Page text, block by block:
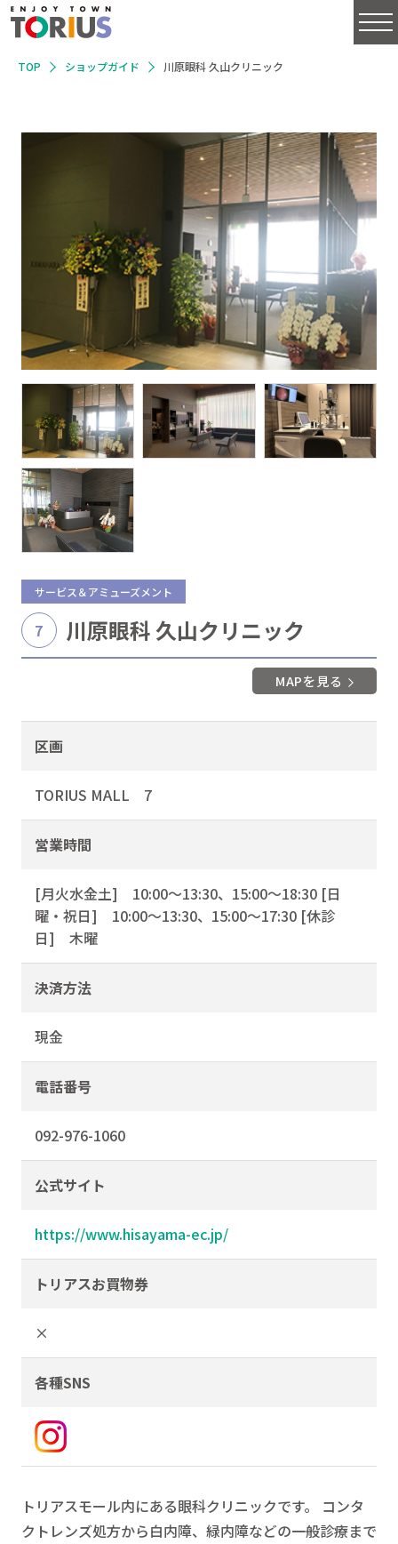
TOP ショップガイド 川原眼科 久山クリニック
サービス＆アミューズメント
7 川原眼科 久山クリニック
MAPを見る
区画
TORIUS MALL 7
営業時間
[月火水金土] 10:00〜13:30、15:00〜18:30 [日
曜・祝日] 10:00〜13:30、15:00〜17:30 [休診
日] 木曜
決済方法
現金
電話番号
092-976-1060
公式サイト
https://www.hisayama-ec.jp/
トリアスお買物券
×
各種SNS
トリアスモール内にある眼科クリニックです。 コンタ
クトレンズ処方から白内障、緑内障などの一般診療まで